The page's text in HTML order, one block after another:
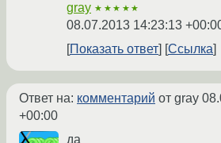
gray ★★★★★
08.07.2013 14:23:13
Показать ответ
Ссылка
Ответ на: комментарий от gray
+00:00
да